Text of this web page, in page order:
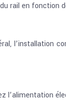
rail en fonction
l’installation